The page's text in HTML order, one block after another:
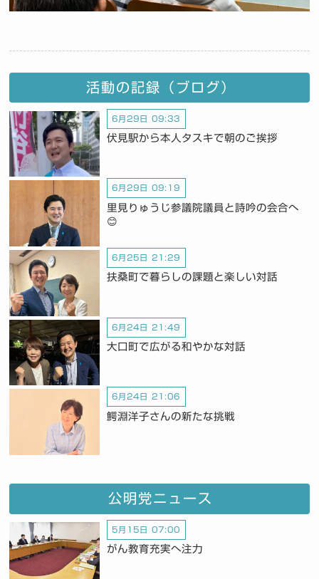
活動の記録（ブログ）
6月29日 09:33
伏見駅から本人タスキで朝のご挨拶
6月29日 09:19
里見りゅうじ参議院議員と詩吟の会合へ
😊
6月25日 21:29
扶桑町で暮らしの課題と楽しい対話
6月24日 21:49
大口町で広がる和やかな対話
6月24日 21:06
鰐淵洋子さんの新たな挑戦
公明党ニュース
5月15日 07:00
がん教育充実へ注力